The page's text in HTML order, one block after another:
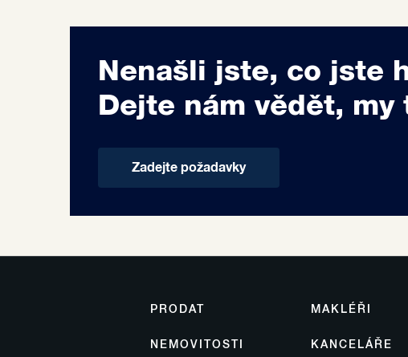
Nenašli jste, co jste
Dejte nám vědět, my
Zadejte požadavky
PRODAT
NEMOVITOSTI
MAKLÉŘI
KANCELÁŘE